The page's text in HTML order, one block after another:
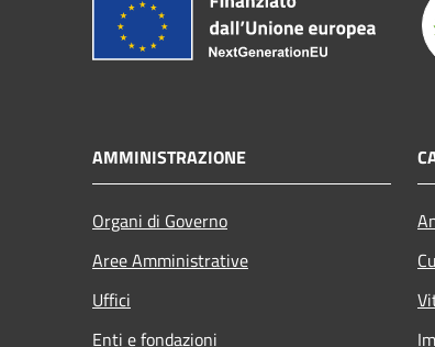
AMMINISTRAZIONE
Organi di Governo
Aree Amministrative
Uffici
Enti e fondazioni